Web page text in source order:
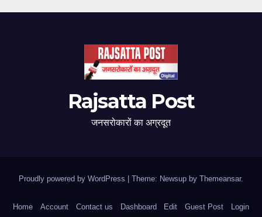
Rajsatta Post
जनसरोकारों का अग्रदूत
Proudly powered by WordPress | Theme: Newsup by Themeansar.
Home Account Contact us Dashboard Edit Guest Post Login